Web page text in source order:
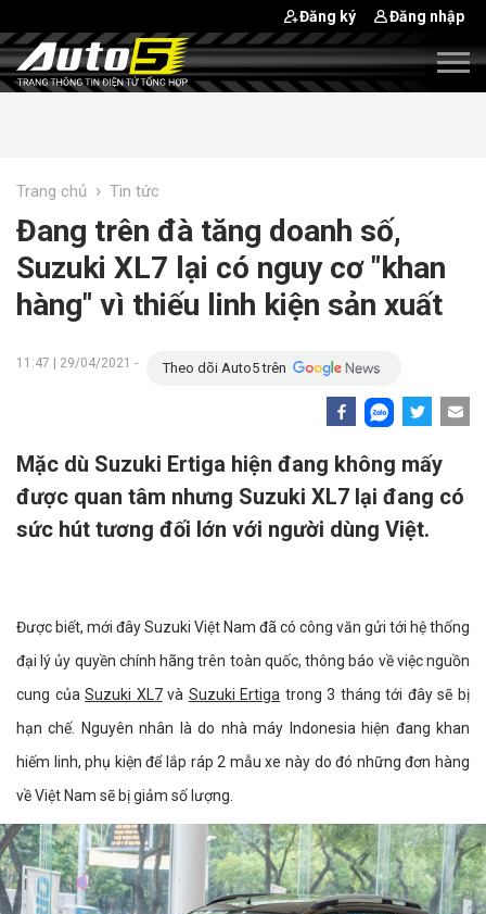
Đăng ký Đăng nhập
Trang chủ › Tin tức
Đang trên đà tăng doanh số,
Suzuki XL7 lại có nguy cơ "khan
hàng" vì thiếu linh kiện sản xuất
11:47 | 29/04/2021 - Theo dõi Auto5 trên
Mặc dù Suzuki Ertiga hiện đang không mấy
được quan tâm nhưng Suzuki XL7 lại đang có
sức hút tương đối lớn với người dùng Việt.
Được biết, mới đây Suzuki Việt Nam đã có công văn gửi tới hệ thống
đại lý ủy quyền chính hãng trên toàn quốc, thông báo về việc nguồn
cung củaSuzuki XL7và Suzuki Ertiga trong 3 tháng tới đây sẽ bị
hạn chế. Nguyên nhân là do nhà máy Indonesia hiện đang khan
hiếm linh, phụ kiện để lắp ráp 2 mẫu xe này do đó những đơn hàng
về Việt Nam sẽ bị giảm số lượng.